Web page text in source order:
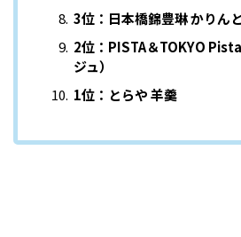
3位：日本橋錦豊琳 かりん
2位：PISTA＆TOKYO
ジュ）
1位：とらや 羊羹